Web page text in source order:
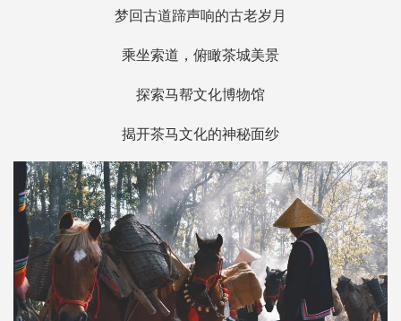
梦回古道蹄声响的古老岁月
乘坐索道，俯瞰茶城美景
探索马帮文化博物馆
揭开茶马文化的神秘面纱